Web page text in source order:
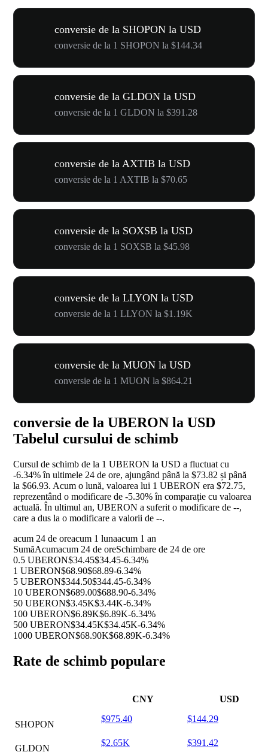
conversie de la SHOPON la USD
conversie de la 1 SHOPON la $144.34
conversie de la GLDON la USD
conversie de la 1 GLDON la $391.28
conversie de la AXTIB la USD
conversie de la 1 AXTIB la $70.65
conversie de la SOXSB la USD
conversie de la 1 SOXSB la $45.98
conversie de la LLYON la USD
conversie de la 1 LLYON la $1.19K
conversie de la MUON la USD
conversie de la 1 MUON la $864.21
conversie de la UBERON la USD
Tabelul cursului de schimb
Cursul de schimb de la 1 UBERON la USD a fluctuat cu
-6.34%în ultimele 24 de ore, ajungând până la $73.82 și până
la $66.93. Acum o lună, valoarea lui 1 UBERON era $72.75,
reprezentând o modificare de -5.30%în comparație cu valoarea
actuală. În ultimul an, UBERON a suferit o modificare de --,
care a dus la o modificare a valorii de --.
acum 24 de oreacum 1 lunaacum 1 an
SumăAcumacum 24 de oreSchimbare de 24 de ore
0.5 UBERON$34.45$34.45-6.34%
1 UBERON$68.90$68.89-6.34%
5 UBERON$344.50$344.45-6.34%
10 UBERON$689.00$688.90-6.34%
50 UBERON$3.45K$3.44K-6.34%
100 UBERON$6.89K$6.89K-6.34%
500 UBERON$34.45K$34.45K-6.34%
1000 UBERON$68.90K$68.89K-6.34%
Rate de schimb populare
CNY USD
SHOPON
$975.40 $144.29
GLDON
$2.65K $391.42